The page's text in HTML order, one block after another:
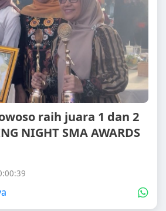
raih juara 1 dan 2
NIGHT SMA AWARDS